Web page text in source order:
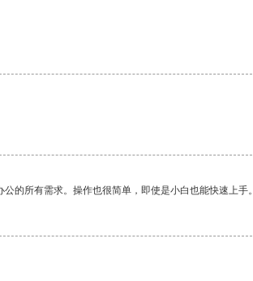
的所有需求。操作也很简单，即使是小白也能快速上手。